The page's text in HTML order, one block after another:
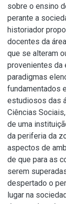
sobre o ensino
perante a
historiador
docentes da
que se alteram
provenientes da
paradigmas
fundamentados
estudiosos das
Ciências
de uma
da periferia da
aspectos de
de que para as
serem
despertado o
lugar na